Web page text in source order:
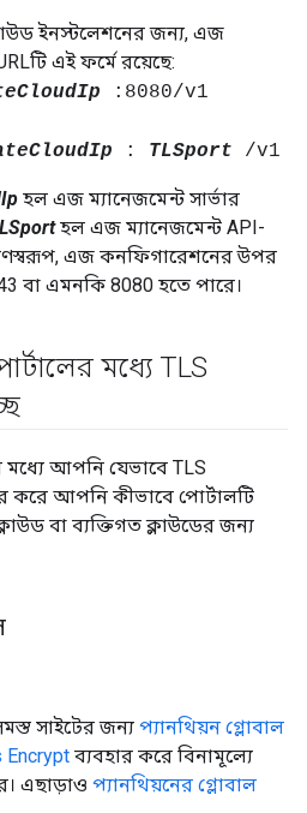
ইনস্টলেশনের জন্য, এজ
এই ফর্মে রয়েছে:
:8080/v1
: TLSport /v1
হল এজ ম্যানেজমেন্ট সার্ভার
হল এজ ম্যানেজমেন্ট API-
এজ কনফিগারেশনের উপর
বা এমনকি 8080 হতে পারে।
মধ্যে TLS
মধ্যে আপনি যেভাবে TLS
করে আপনি কীভাবে পোর্টালটি
বা ব্যক্তিগত ক্লাউডের জন্য
সাইটের জন্য প্যানথিয়ন গ্লোবাল
Encrypt ব্যবহার করে বিনামূল্যে
এছাড়াও প্যানথিয়নের গ্লোবাল